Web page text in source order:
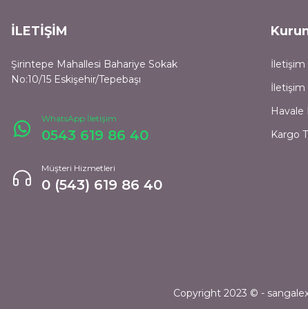
İLETİŞİM
Şirintepe Mahallesi Bahariye Sokak
No:10/15 Eskişehir/Tepebaşı
WhatsApp İletişim
0543 619 86 40
Müşteri Hizmetleri
0 (543) 619 86 40
İletişim
İletişim
Havale
Kargo
Copyright 2023 © -